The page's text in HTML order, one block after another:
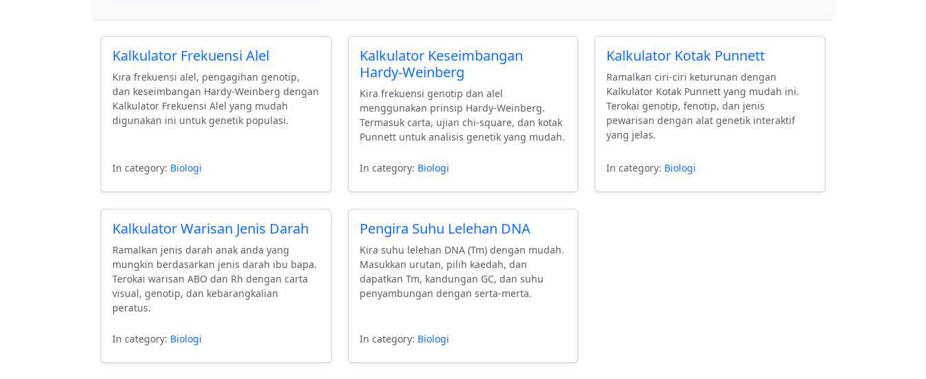
Kalkulator Frekuensi Alel
Kira frekuensi alel, pengagihan genotip,
dan keseimbangan Hardy-Weinberg dengan
Kalkulator Frekuensi Alel yang mudah
digunakan ini untuk genetik populasi.
In category: Biologi
Kalkulator Keseimbangan
Hardy-Weinberg
Kira frekuensi genotip dan alel
menggunakan prinsip Hardy-Weinberg.
Termasuk carta, ujian chi-square, dan kotak
Punnett untuk analisis genetik yang mudah.
In category: Biologi
Kalkulator Kotak Punnett
Ramalkan ciri-ciri keturunan dengan
Kalkulator Kotak Punnett yang mudah ini.
Terokai genotip, fenotip, dan jenis
pewarisan dengan alat genetik interaktif
yang jelas.
In category: Biologi
Kalkulator Warisan Jenis Darah
Ramalkan jenis darah anak anda yang
mungkin berdasarkan jenis darah ibu bapa.
Terokai warisan ABO dan Rh dengan carta
visual, genotip, dan kebarangkalian
peratus.
In category: Biologi
Pengira Suhu Lelehan DNA
Kira suhu lelehan DNA (Tm) dengan mudah.
Masukkan urutan, pilih kaedah, dan
dapatkan Tm, kandungan GC, dan suhu
penyambungan dengan serta-merta.
In category: Biologi